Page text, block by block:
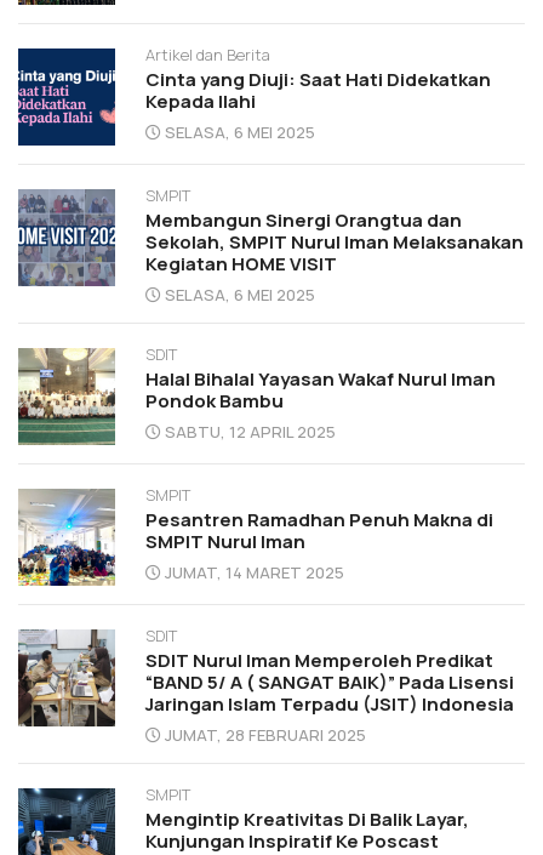
Artikel dan Berita
Cinta yang Diuji: Saat Hati Didekatkan
Kepada Ilahi
SELASA, 6 MEI 2025
SMPIT
Membangun Sinergi Orangtua dan
Sekolah, SMPIT Nurul Iman Melaksanakan
Kegiatan HOME VISIT
SELASA, 6 MEI 2025
SDIT
Halal Bihalal Yayasan Wakaf Nurul Iman
Pondok Bambu
SABTU, 12 APRIL 2025
SMPIT
Pesantren Ramadhan Penuh Makna di
SMPIT Nurul Iman
JUMAT, 14 MARET 2025
SDIT
SDIT Nurul Iman Memperoleh Predikat
“BAND 5/ A ( SANGAT BAIK)” Pada Lisensi
Jaringan Islam Terpadu (JSIT) Indonesia
JUMAT, 28 FEBRUARI 2025
SMPIT
Mengintip Kreativitas Di Balik Layar,
Kunjungan Inspiratif Ke Poscast